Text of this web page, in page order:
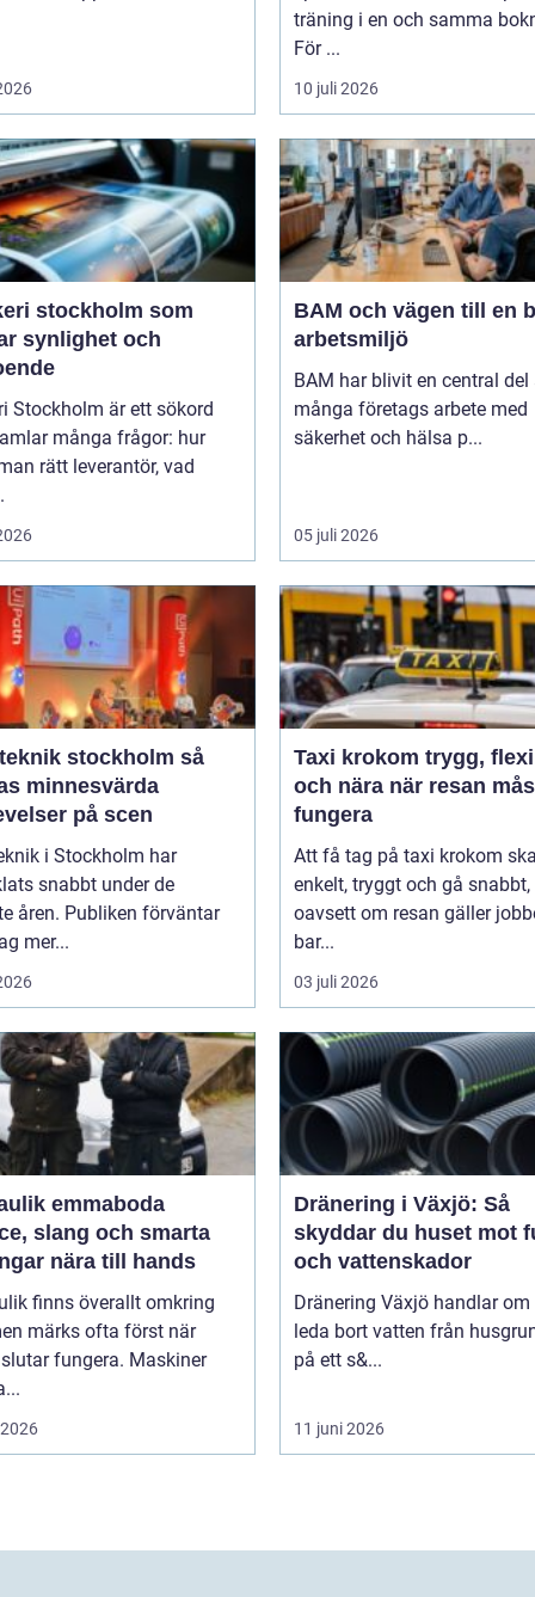
träning i en och samma
För ...
10 juli 2026
stockholm som
synlighet och
Stockholm är ett sökord
många frågor: hur
rätt leverantör, vad
BAM och vägen till en
arbetsmiljö
BAM har blivit en central del
många företags arbete med
säkerhet och hälsa p...
05 juli 2026
stockholm så
minnesvärda
på scen
i Stockholm har
snabbt under de
åren. Publiken förväntar
mer...
Taxi krokom trygg, flexibel
och nära när resan
fungera
Att få tag på taxi krokom
enkelt, tryggt och gå snabbt,
oavsett om resan gäller
bar...
03 juli 2026
emmaboda
slang och smarta
nära till hands
finns överallt omkring
märks ofta först när
fungera. Maskiner
Dränering i Växjö: Så
skyddar du huset mot
och vattenskador
Dränering Växjö handlar
leda bort vatten från
på ett s&...
11 juni 2026